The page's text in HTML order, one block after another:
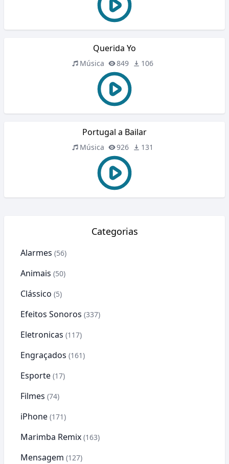
Querida Yo
Música 849 106
Portugal a Bailar
Música 926 131
Categorias
Alarmes (56)
Animais (50)
Clássico (5)
Efeitos Sonoros (337)
Eletronicas (117)
Engraçados (161)
Esporte (17)
Filmes (74)
iPhone (171)
Marimba Remix (163)
Mensagem (127)